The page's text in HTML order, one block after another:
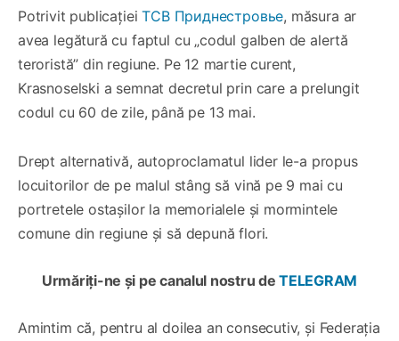
Potrivit publicațieiТСВ Приднестровье, măsura ar
avea legătură cu faptul cu „codul galben de alertă
teroristă” din regiune. Pe 12 martie curent,
Krasnoselski a semnat decretul prin care a prelungit
codul cu 60 de zile, până pe 13 mai.
Drept alternativă, autoproclamatul lider le-a propus
locuitorilor de pe malul stâng să vină pe 9 mai cu
portretele ostașilor la memorialele și mormintele
comune din regiune și să depună flori.
Urmăriți-ne și pe canalul nostru deTELEGRAM
Amintim că, pentru al doilea an consecutiv, și Federația